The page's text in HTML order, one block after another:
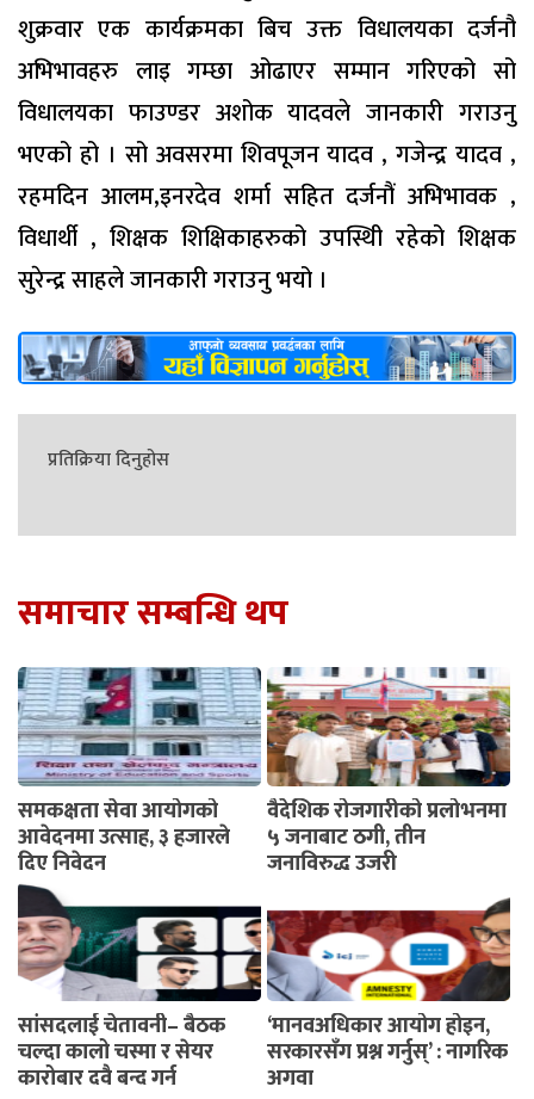
शुक्रवार एक कार्यक्रमका बिच उक्त विधालयका दर्जनौ
अभिभावहरु लाइ गम्छा ओढाएर सम्मान गरिएको सो
विधालयका फाउण्डर अशोक यादवले जानकारी गराउनु
भएको हो । सो अवसरमा शिवपूजन यादव , गजेन्द्र यादव ,
रहमदिन आलम,इनरदेव शर्मा सहित दर्जनौं अभिभावक ,
विधार्थी , शिक्षक शिक्षिकाहरुको उपस्थिी रहेको शिक्षक
सुरेन्द्र साहले जानकारी गराउनु भयो ।
प्रतिक्रिया दिनुहोस
समाचार सम्बन्धि थप
समकक्षता सेवा आयोगको
आवेदनमा उत्साह, ३ हजारले
दिए निवेदन
वैदेशिक रोजगारीको प्रलोभनमा
५ जनाबाट ठगी, तीन
जनाविरुद्ध उजुरी
सांसदलाई चेतावनी– बैठक
चल्दा कालो चस्मा र सेयर
कारोबार दुवै बन्द गर्नू
‘मानवअधिकार आयोग होइन,
सरकारसँग प्रश्न गर्नुस्’ : नागरिक
अगुवा